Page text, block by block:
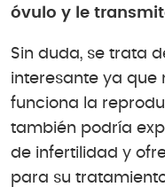
óvulo y le
Sin duda, se trata
interesante ya que
funciona la
también podría
de infertilidad y
para su